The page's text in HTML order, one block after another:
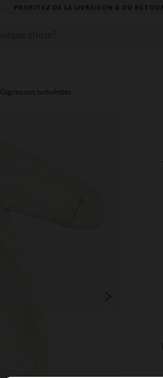
PROFITEZ DE LA LIVRAISON & DU
Gigoteuses,turbulettes